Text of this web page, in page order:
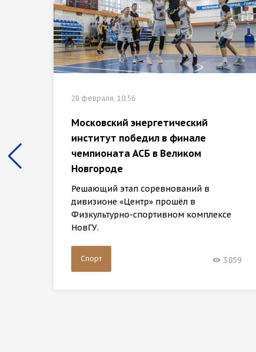
28 февраля, 10:56
Московский энергетический
институт победил в финале
чемпионата АСБ в Великом
Новгороде
Решающий этап соревнований в
дивизионе «Центр» прошёл в
Физкультурно-спортивном комплексе
НовГУ.
Спорт 3859